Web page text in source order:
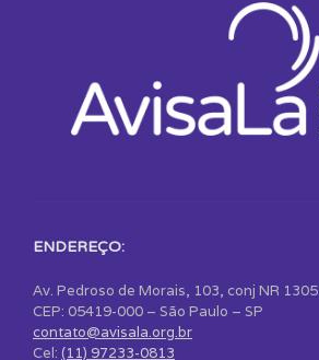
ENDEREÇO:
Av. Pedroso de Morais, 103, conj NR 1305
CEP: 05419-000 – São Paulo – SP
contato@avisala.org.br
Cel: (11) 97233-0813